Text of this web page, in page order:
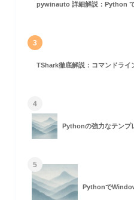
pywinauto 詳細解説：Python
3
TShark徹底解説：コマンドライ
4
Pythonの強力なテンプ
5
Pythonで